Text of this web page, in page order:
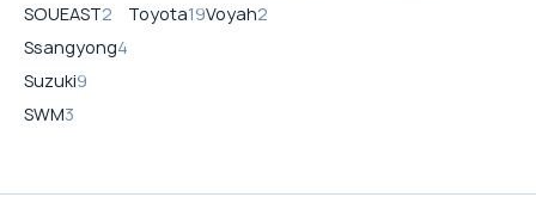
SOUEAST2
Ssangyong4
Suzuki9
SWM3
Toyota19Voyah2